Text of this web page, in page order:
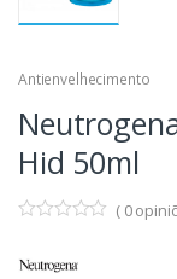
Antienvelhecimento
Hid 50ml
( 0